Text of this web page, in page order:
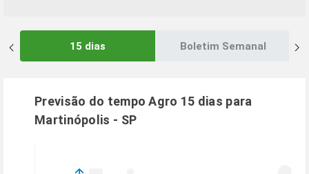
15 dias Boletim Semanal
Previsão do tempo Agro 15 dias para
Martinópolis - SP